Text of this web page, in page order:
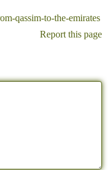
qassim-to-the-emirates
Report this page